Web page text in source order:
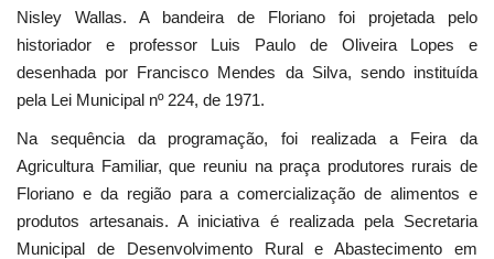
Nisley Wallas. A bandeira de Floriano foi projetada pelo
historiador e professor Luis Paulo de Oliveira Lopes e
desenhada por Francisco Mendes da Silva, sendo instituída
pela Lei Municipal nº 224, de 1971.
Na sequência da programação, foi realizada a Feira da
Agricultura Familiar, que reuniu na praça produtores rurais de
Floriano e da região para a comercialização de alimentos e
produtos artesanais. A iniciativa é realizada pela Secretaria
Municipal de Desenvolvimento Rural e Abastecimento em